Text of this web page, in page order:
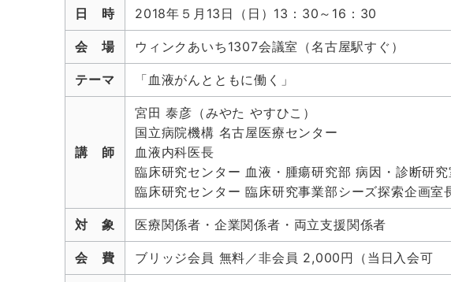
日 時 2018年５月13日（日）13：30～16：30
会 場 ウィンクあいち1307会議室（名古屋駅すぐ）
テーマ 「血液がんとともに働く」
講 師
宮田 泰彦（みやた やすひこ）
国立病院機構 名古屋医療センター
血液内科医長
臨床研究センター 血液・腫瘍研究部 病因・診断研
臨床研究センター 臨床研究事業部シーズ探索企画室
対 象 医療関係者・企業関係者・両立支援関係者
会 費 ブリッジ会員 無料／非会員 2,000円（当日入会可